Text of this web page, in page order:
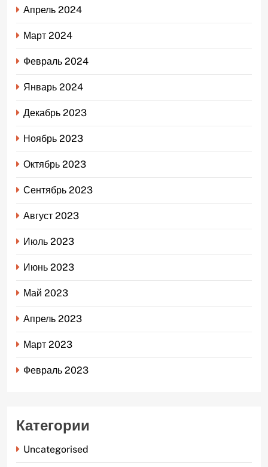
Апрель 2024
Март 2024
Февраль 2024
Январь 2024
Декабрь 2023
Ноябрь 2023
Октябрь 2023
Сентябрь 2023
Август 2023
Июль 2023
Июнь 2023
Май 2023
Апрель 2023
Март 2023
Февраль 2023
Категории
Uncategorised